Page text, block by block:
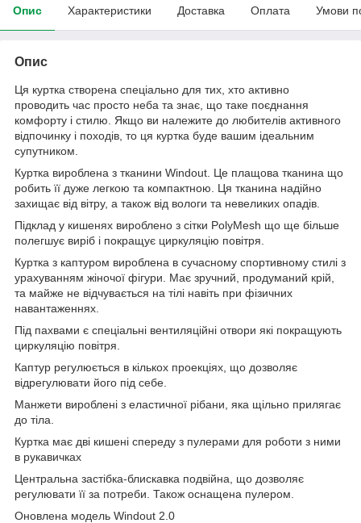
Опис Характеристики Доставка Оплата Умови
Опис
Ця куртка створена спеціально для тих, хто активно
проводить час просто неба та знає, що таке поєднання
комфорту і стилю. Якщо ви належите до любителів активного
відпочинку і походів, то ця куртка буде вашим ідеальним
супутником.
Куртка вироблена з тканини Windout. Це плащова тканина що
робить її дуже легкою та компактною. Ця тканина надійно
захищає від вітру, а також від вологи та невеликих опадів.
Підклад у кишенях вироблено з сітки PolyMesh що ще більше
полегшує виріб і покращує циркуляцію повітря.
Куртка з каптуром вироблена в сучасному спортивному стилі з
урахуванням жіночої фігури. Має зручний, продуманий крій,
та майже не відчувається на тілі навіть при фізичних
навантаженнях.
Під пахвами є спеціальні вентиляційні отвори які покращують
циркуляцію повітря.
Каптур регулюється в кількох проекціях, що дозволяє
відрегулювати його під себе.
Манжети вироблені з еластичної рібани, яка щільно прилягає
до тіла.
Куртка має дві кишені спереду з пулерами для роботи з ними
в рукавичках
Центральна застібка-блискавка подвійна, що дозволяє
регулювати її за потреби. Також оснащена пулером.
Оновлена модель Windout 2.0